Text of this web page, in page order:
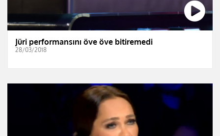
Jüri performansını öve öve bitiremedi
28/03/2018